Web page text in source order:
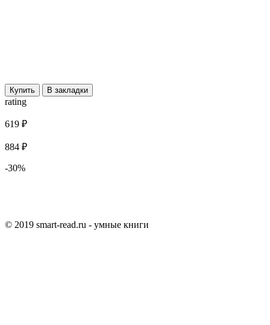
Купить В закладки
rating
619 ₽
884 ₽
-30%
© 2019 smart-read.ru - умные книги